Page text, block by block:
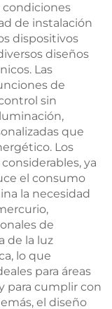
condiciones
de instalación
dispositivos
diseños
Las
de
sin
que
Los
ya
el consumo
la necesidad
de
de la luz
lo que
para áreas
para cumplir con
el diseño